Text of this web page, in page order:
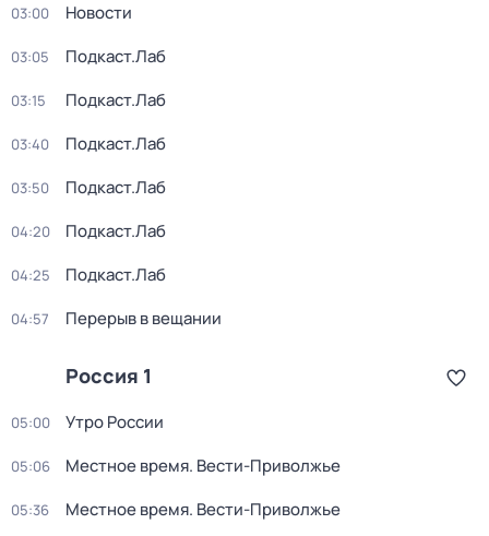
03:00 Новости
03:05 Подкаст.Лаб
03:15 Подкаст.Лаб
03:40 Подкаст.Лаб
03:50 Подкаст.Лаб
04:20 Подкаст.Лаб
04:25 Подкаст.Лаб
04:57 Перерыв в вещании
Россия 1
05:00 Утро России
05:06 Местное время. Вести-Приволжье
05:36 Местное время. Вести-Приволжье